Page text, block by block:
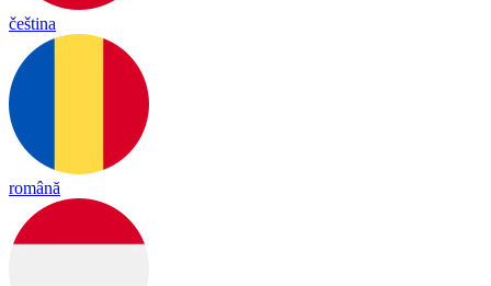
čeština
română